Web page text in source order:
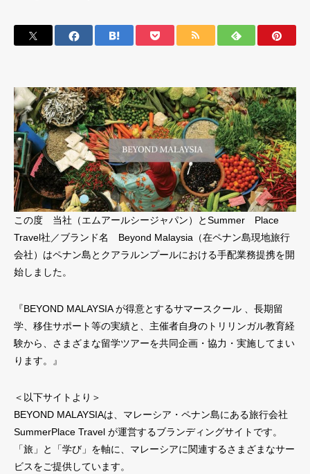
この度 当社（エムアールシージャパン）とSummer Place
Travel社／ブランド名 Beyond Malaysia（在ペナン島現地旅行
会社）はペナン島とクアラルンプールにおける手配業務提携を開
始しました。
『BEYOND MALAYSIA が得意とするサマースクール 、長期留
学、移住サポート等の実績と、主催者自身のトリリンガル教育経
験から、さまざまな留学ツアーを共同企画・協力・実施してまい
ります。』
＜以下サイトより＞
BEYOND MALAYSIAは、マレーシア・ペナン島にある旅行会社
SummerPlace Travel が運営するブランディングサイトです。
「旅」と「学び」を軸に、マレーシアに関連するさまざまなサー
ビスをご提供しています。